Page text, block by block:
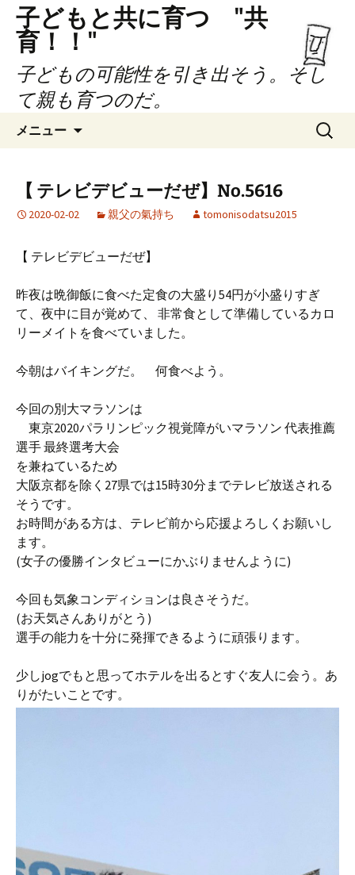
子どもと共に育つ "共
育！！"
子どもの可能性を引き出そう。そし
て親も育つのだ。
メニュー
ン
ツ
キ
プ
検
索:
【 テレビデビューだぜ】No.5616
2020-02-02 親父の氣持ち tomonisodatsu2015
【 テレビデビューだぜ】
昨夜は晩御飯に食べた定食の大盛り54円が小盛りすぎ
て、夜中に目が覚めて、 非常食として準備しているカロ
リーメイトを食べていました。
今朝はバイキングだ。 何食べよう。
今回の別大マラソンは
東京2020パラリンピック視覚障がいマラソン 代表推薦
選手 最終選考大会
を兼ねているため
大阪京都を除く27県では15時30分までテレビ放送される
そうです。
お時間がある方は、テレビ前から応援よろしくお願いし
ます。
(女子の優勝インタビューにかぶりませんように)
今回も気象コンディションは良さそうだ。
(お天気さんありがとう)
選手の能力を十分に発揮できるように頑張ります。
少しjogでもと思ってホテルを出るとすぐ友人に会う。あ
りがたいことです。